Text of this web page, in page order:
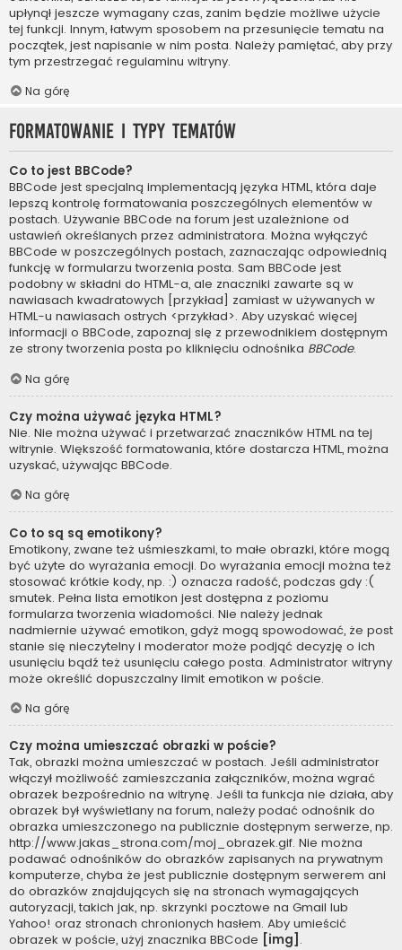
upłynął jeszcze wymagany czas, zanim będzie możliwe użycie
tej funkcji. Innym, łatwym sposobem na przesunięcie tematu na
początek, jest napisanie w nim posta. Należy pamiętać, aby przy
tym przestrzegać regulaminu witryny.
Na górę
Formatowanie i typy tematów
Co to jest BBCode?
BBCode jest specjalną implementacją języka HTML, która daje
lepszą kontrolę formatowania poszczególnych elementów w
postach. Używanie BBCode na forum jest uzależnione od
ustawień określanych przez administratora. Można wyłączyć
BBCode w poszczególnych postach, zaznaczając odpowiednią
funkcję w formularzu tworzenia posta. Sam BBCode jest
podobny w składni do HTML-a, ale znaczniki zawarte są w
nawiasach kwadratowych [przykład] zamiast w używanych w
HTML-u nawiasach ostrych <przykład>. Aby uzyskać więcej
informacji o BBCode, zapoznaj się z przewodnikiem dostępnym
ze strony tworzenia posta po kliknięciu odnośnika BBCode.
Na górę
Czy można używać języka HTML?
Nie. Nie można używać i przetwarzać znaczników HTML na tej
witrynie. Większość formatowania, które dostarcza HTML, można
uzyskać, używając BBCode.
Na górę
Co to są są emotikony?
Emotikony, zwane też uśmieszkami, to małe obrazki, które mogą
być użyte do wyrażania emocji. Do wyrażania emocji można też
stosować krótkie kody, np. :) oznacza radość, podczas gdy :(
smutek. Pełna lista emotikon jest dostępna z poziomu
formularza tworzenia wiadomości. Nie należy jednak
nadmiernie używać emotikon, gdyż mogą spowodować, że post
stanie się nieczytelny i moderator może podjąć decyzję o ich
usunięciu bądź też usunięciu całego posta. Administrator witryny
może określić dopuszczalny limit emotikon w poście.
Na górę
Czy można umieszczać obrazki w poście?
Tak, obrazki można umieszczać w postach. Jeśli administrator
włączył możliwość zamieszczania załączników, można wgrać
obrazek bezpośrednio na witrynę. Jeśli ta funkcja nie działa, aby
obrazek był wyświetlany na forum, należy podać odnośnik do
obrazka umieszczonego na publicznie dostępnym serwerze, np.
http://www.jakas_strona.com/moj_obrazek.gif. Nie można
podawać odnośników do obrazków zapisanych na prywatnym
komputerze, chyba że jest publicznie dostępnym serwerem ani
do obrazków znajdujących się na stronach wymagających
autoryzacji, takich jak, np. skrzynki pocztowe na Gmail lub
Yahoo! oraz stronach chronionych hasłem. Aby umieścić
obrazek w poście, użyj znacznika BBCode
[img] .